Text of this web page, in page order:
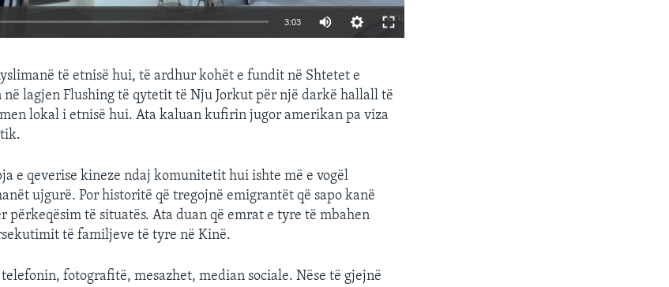
EMBED
3:03
të etnisë hui, të ardhur kohët e fundit në Shtetet e
lagjen Flushing të qytetit të Nju Jorkut për një darkë hallall të
lokal i etnisë hui. Ata kaluan kufirin jugor amerikan pa viza
e qeverise kineze ndaj komunitetit hui ishte më e vogël
ujgurë. Por historitë që tregojnë emigrantët që sapo kanë
përkeqësim të situatës. Ata duan që emrat e tyre të mbahen
të familjeve të tyre në Kinë.
fotografitë, mesazhet, median sociale. Nëse të gjejnë